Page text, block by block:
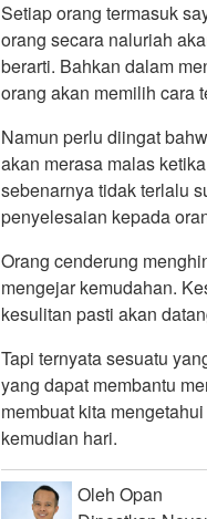
Setiap orang termasuk
orang secara naluriah
berarti. Bahkan dalam
orang akan memilih cara
Namun perlu diingat
akan merasa malas
sebenarnya tidak terlalu
penyelesaian kepada
Orang cenderung
mengejar kemudahan.
kesulitan pasti akan
Tapi ternyata sesuatu
yang dapat membantu
membuat kita
kemudian hari.
Oleh Opan